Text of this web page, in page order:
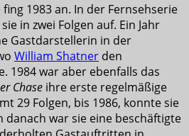
1983 an. In der Fernsehserie
in zwei Folgen auf. Ein Jahr
Gastdarstellerin in der
William Shatner den
1984 war aber ebenfalls das
Chase ihre erste regelmäßige
29 Folgen, bis 1986, konnte sie
danach war sie eine beschäftigte